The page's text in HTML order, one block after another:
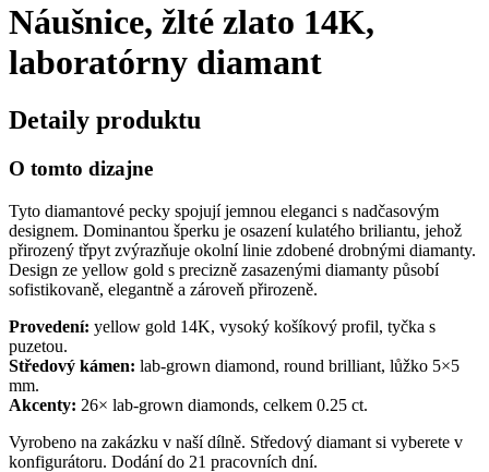
Náušnice, žlté zlato 14K,
laboratórny diamant
Detaily produktu
O tomto dizajne
Tyto diamantové pecky spojují jemnou eleganci s nadčasovým
designem. Dominantou šperku je osazení kulatého briliantu, jehož
přirozený třpyt zvýrazňuje okolní linie zdobené drobnými diamanty.
Design ze yellow gold s precizně zasazenými diamanty působí
sofistikovaně, elegantně a zároveň přirozeně.
Provedení: yellow gold 14K, vysoký košíkový profil, tyčka s
puzetou.
Středový kámen: lab-grown diamond, round brilliant, lůžko 5×5
mm.
Akcenty: 26× lab-grown diamonds, celkem 0.25 ct.
Vyrobeno na zakázku v naší dílně. Středový diamant si vyberete v
konfigurátoru. Dodání do 21 pracovních dní.